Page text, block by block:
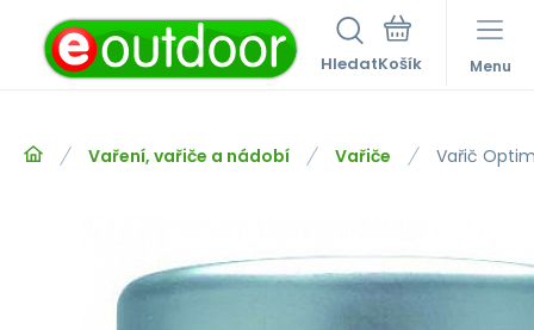
Hledat Menu
Vaření, vařiče a nádobí Vařiče Vařič